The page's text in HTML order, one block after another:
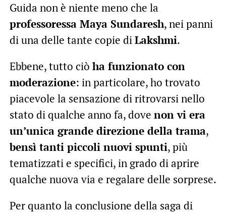
Guida non è niente meno che la
professoressa Maya Sundaresh, nei panni
di una delle tante copie diLakshmi.
Ebbene, tutto ciò ha funzionato con
moderazione: in particolare, ho trovato
piacevole la sensazione di ritrovarsi nello
stato di qualche anno fa, dove non vi era
un’unica grande direzione della trama,
bensì tanti piccoli nuovi spunti, più
tematizzati e specifici, in grado di aprire
qualche nuova via e regalare delle sorprese.
Per quanto la conclusione della saga di